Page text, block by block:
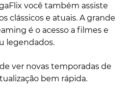
você também assiste
clássicos e atuais. A grande
é o acesso a filmes e
legendados.
ver novas temporadas de
bem rápida.